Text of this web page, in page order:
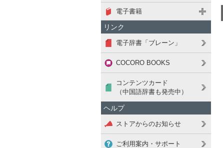
電子書籍
リンク
電子辞書「ブレーン」
COCORO BOOKS
コンテンツカード
（中国語辞書も発売中）
ヘルプ
ストアからのお知らせ
ご利用案内・サポート